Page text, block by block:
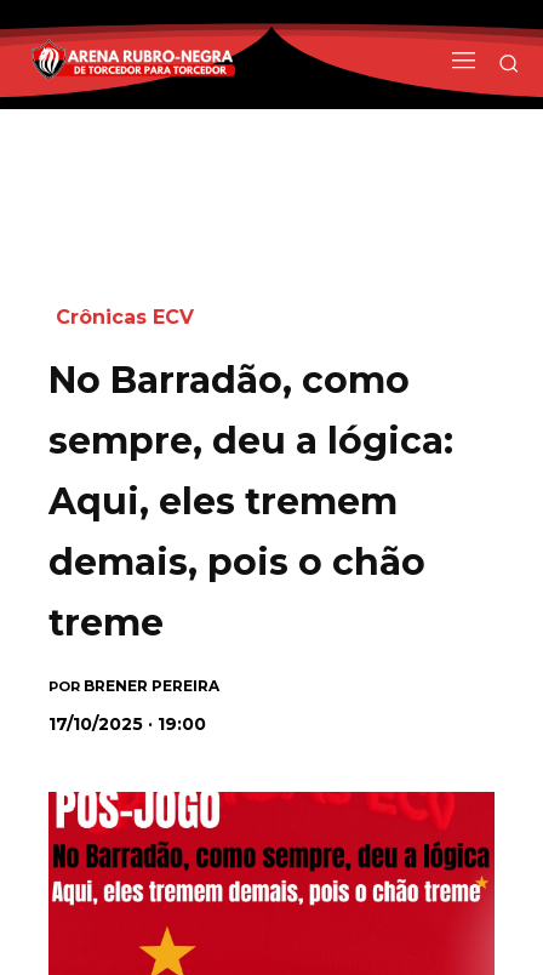
Crônicas ECV
No Barradão, como
sempre, deu a lógica:
Aqui, eles tremem
demais, pois o chão
treme
POR BRENER PEREIRA
17/10/2025 · 19:00